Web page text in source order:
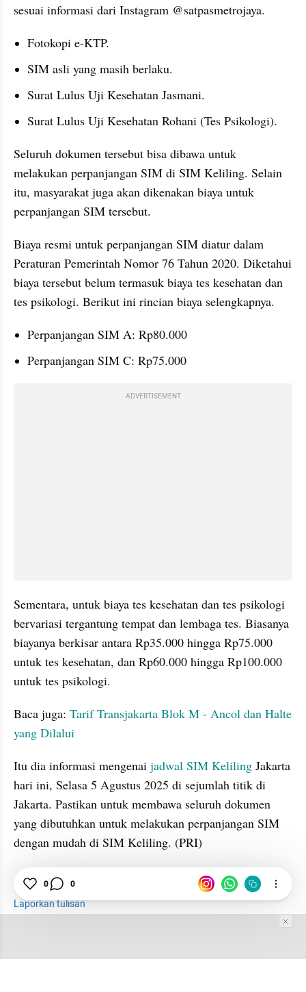
sesuai informasi dari Instagram @satpasmetrojaya.
Fotokopi e-KTP.
SIM asli yang masih berlaku.
Surat Lulus Uji Kesehatan Jasmani.
Surat Lulus Uji Kesehatan Rohani (Tes Psikologi).
Seluruh dokumen tersebut bisa dibawa untuk
melakukan perpanjangan SIM di SIM Keliling. Selain
itu, masyarakat juga akan dikenakan biaya untuk
perpanjangan SIM tersebut.
Biaya resmi untuk perpanjangan SIM diatur dalam
Peraturan Pemerintah Nomor 76 Tahun 2020. Diketahui
biaya tersebut belum termasuk biaya tes kesehatan dan
tes psikologi. Berikut ini rincian biaya selengkapnya.
Perpanjangan SIM A: Rp80.000
Perpanjangan SIM C: Rp75.000
ADVERTISEMENT
Sementara, untuk biaya tes kesehatan dan tes psikologi
bervariasi tergantung tempat dan lembaga tes. Biasanya
biayanya berkisar antara Rp35.000 hingga Rp75.000
untuk tes kesehatan, dan Rp60.000 hingga Rp100.000
untuk tes psikologi.
Baca juga: Tarif Transjakarta Blok M - Ancol dan Halte
yang Dilalui
Itu dia informasi mengenai jadwal SIM Keliling Jakarta
hari ini, Selasa 5 Agustus 2025 di sejumlah titik di
Jakarta. Pastikan untuk membawa seluruh dokumen
yang dibutuhkan untuk melakukan perpanjangan SIM
dengan mudah di SIM Keliling. (PRI)
Jadwal SIM Keliling
Jakarta
Laporkan tulisan
0 0